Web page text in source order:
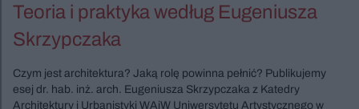
Teoria i praktyka według Eugeniusza
Skrzypczaka
Czym jest architektura? Jaką rolę powinna pełnić? Publikujemy
esej dr. hab. inż. arch. Eugeniusza Skrzypczaka z Katedry
Architektury i Urbanistyki WAiW Uniwersytetu Artystycznego w